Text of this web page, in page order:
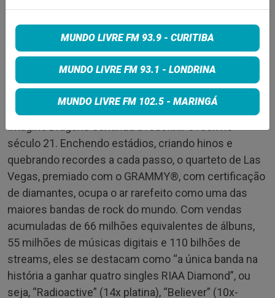
12 de março de 2023 – Bogotá, Colômbia – Coliseo
Live
17 de maio de 2023 – Cidade do México, México –
Foro Sol (NOVO LOCAL)
Sobre Imagine Dragons
século 21. Enchendo estádios, criando hinos e
quebrando recordes a cada passo, o quarteto de Las
Vegas, premiado com o GRAMMY®, com certificação
de diamantes, ocupa o ar rarefeito como uma das
maiores bandas de rock do mundo. Com vendas
acumuladas de 66 milhões equivalentes de álbuns,
55 milhões de músicas digitais e 110 bilhões de
streams, eles se destacam como “a única banda na
história a ganhar quatro singles RIAA Diamond”, ou
seja, “Radioactive” (14x platina), “Believer” (10x-
MUNDO LIVRE FM 93.9 - CURITIBA
MUNDO LIVRE FM 93.1 - LONDRINA
MUNDO LIVRE FM 102.5 - MARINGÁ